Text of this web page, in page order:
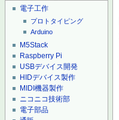
電子工作
プロトタイピング
Arduino
M5Stack
Raspberry Pi
USBデバイス開発
HIDデバイス製作
MIDI機器製作
ニコニコ技術部
電子部品